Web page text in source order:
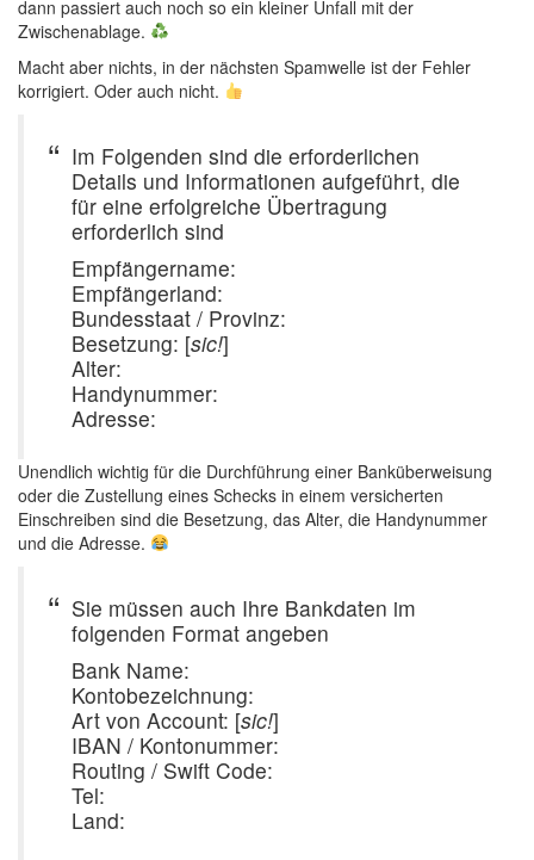
dann passiert auch noch so ein kleiner Unfall mit der
Zwischenablage.
Macht aber nichts, in der nächsten Spamwelle ist der Fehler
korrigiert. Oder auch nicht.
Im Folgenden sind die erforderlichen
Details und Informationen aufgeführt, die
für eine erfolgreiche Übertragung
erforderlich sind
Empfängername:
Empfängerland:
Bundesstaat / Provinz:
Besetzung: [sic!]
Alter:
Handynummer:
Adresse:
Unendlich wichtig für die Durchführung einer Banküberweisung
oder die Zustellung eines Schecks in einem versicherten
Einschreiben sind die Besetzung, das Alter, die Handynummer
und die Adresse.
Sie müssen auch Ihre Bankdaten im
folgenden Format angeben
Bank Name:
Kontobezeichnung:
Art von Account: [sic!]
IBAN / Kontonummer:
Routing / Swift Code:
Tel:
Land: